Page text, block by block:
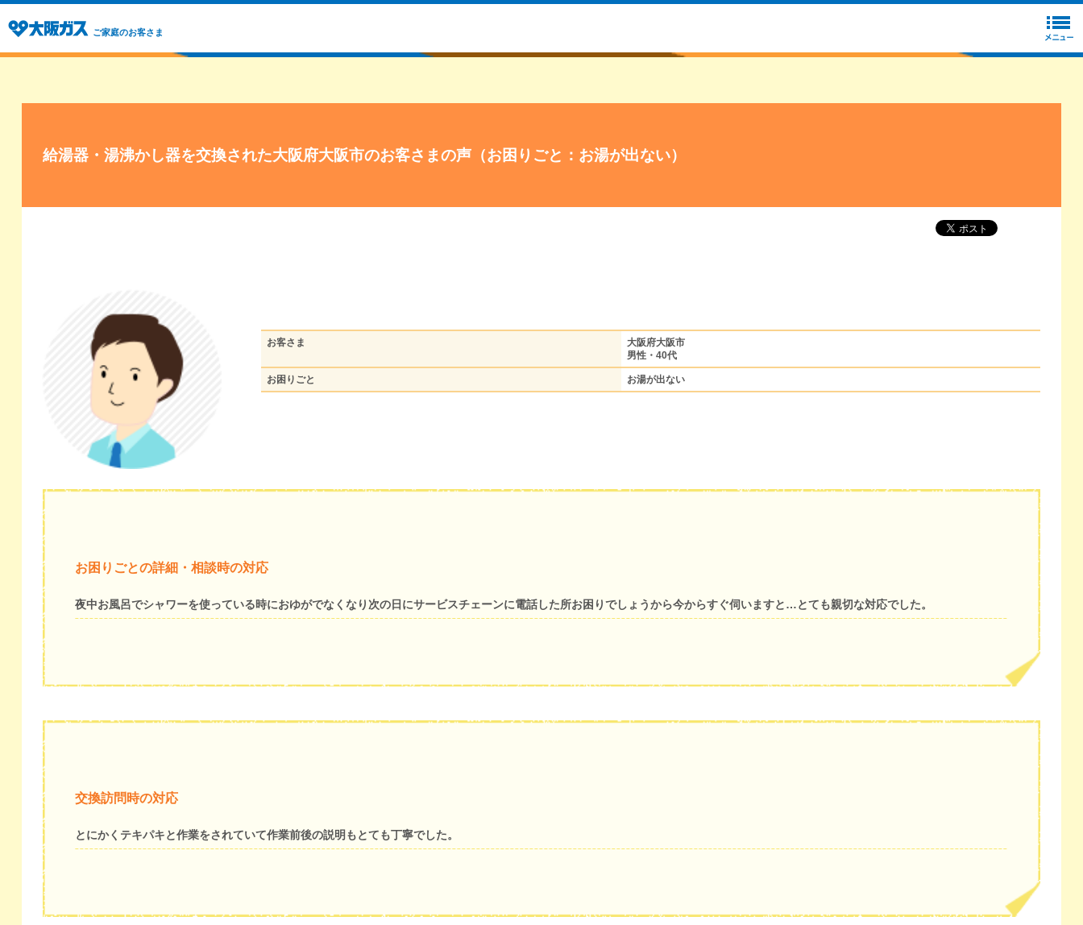
ご家庭のお客さま
給湯器・湯沸かし器を交換された大阪府大阪市のお客さまの声（お困りごと：お湯が出ない）
お客さま
大阪府大阪市
男性・40代
お困りごと お湯が出ない
お困りごとの詳細・相談時の対応
夜中お風呂でシャワーを使っている時におゆがでなくなり次の日にサービスチェーンに電話した所お困りでしょうから今からすぐ伺いますと…とても親切な対応でした。
交換訪問時の対応
とにかくテキパキと作業をされていて作業前後の説明もとても丁寧でした。